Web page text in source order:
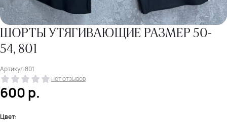
ШОРТЫ УТЯГИВАЮЩИЕ РАЗМЕР 50-
54, 801
Артикул801
нет отзывов
600р.
Цвет: